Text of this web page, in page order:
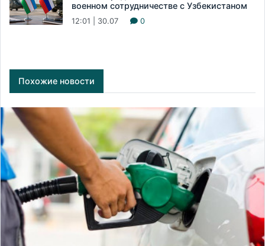
военном сотрудничестве с Узбекистаном
12:01 | 30.07 0
Похожие новости